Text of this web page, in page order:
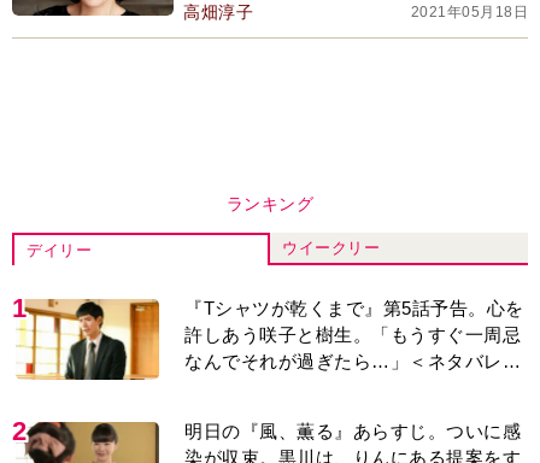
高畑淳子 2021年05月18日
1
『Tシャツが乾くまで』第5話予告。心を
なんでそれが過ぎたら…」＜ネタバレあ
り＞
2
明日の『風、薫る』あらすじ。ついに感
る＜ネタバレあり＞